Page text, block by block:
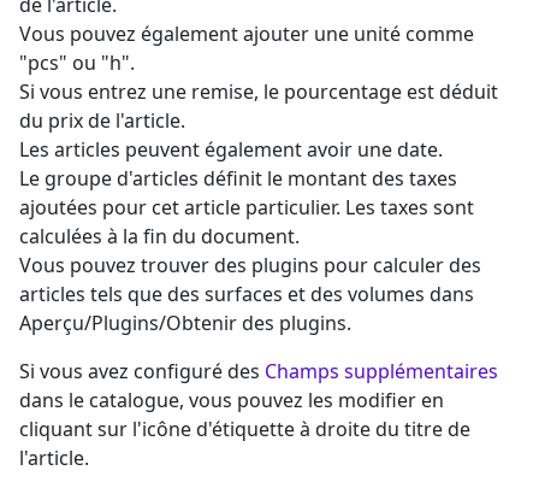
Vous pouvez également ajouter une unité comme
"pcs" ou "h".
Si vous entrez une remise, le pourcentage est déduit
du prix de l'article.
Les articles peuvent également avoir une date.
Le groupe d'articles définit le montant des taxes
ajoutées pour cet article particulier. Les taxes sont
calculées à la fin du document.
Vous pouvez trouver des plugins pour calculer des
articles tels que des surfaces et des volumes dans
Aperçu/Plugins/Obtenir des plugins.
Si vous avez configuré des Champs supplémentaires
dans le catalogue, vous pouvez les modifier en
cliquant sur l'icône d'étiquette à droite du titre de
l'article.